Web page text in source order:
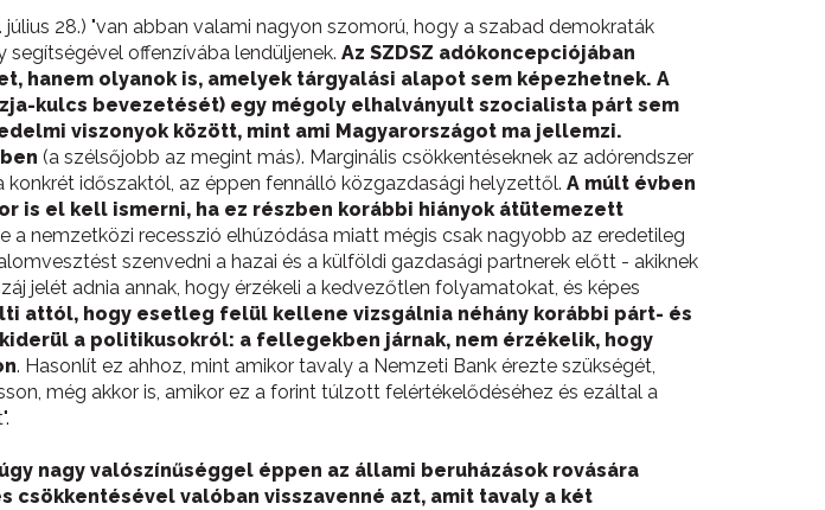
július 28.) "van abban valami nagyon szomorú, hogy a szabad demokraták
offenzívába lendüljenek. Az SZDSZ adókoncepciójában
hanem olyanok is, amelyek tárgyalási alapot sem képezhetnek. A
kulcs bevezetését) egy mégoly elhalványult szocialista párt sem
viszonyok között, mint ami Magyarországot ma jellemzi.
(a szélsőjobb az megint más). Marginális csökkentéseknek az adórendszer
időszaktól, az éppen fennálló közgazdasági helyzettől. A múlt évben
is el kell ismerni, ha ez részben korábbi hiányok átütemezett
a nemzetközi recesszió elhúzódása miatt mégis csak nagyobb az eredetileg
szenvedni a hazai és a külföldi gazdasági partnerek előtt - akiknek
jelét adnia annak, hogy érzékeli a kedvezőtlen folyamatokat, és képes
attól, hogy esetleg felül kellene vizsgálnia néhány korábbi párt- és
a politikusokról: a fellegekben járnak, nem érzékelik, hogy
. Hasonlít ez ahhoz, mint amikor tavaly a Nemzeti Bank érezte szükségét,
még akkor is, amikor ez a forint túlzott felértékelődéséhez és ezáltal a
nagy valószínűséggel éppen az állami beruházások rovására
valóban visszavenné azt, amit tavaly a két